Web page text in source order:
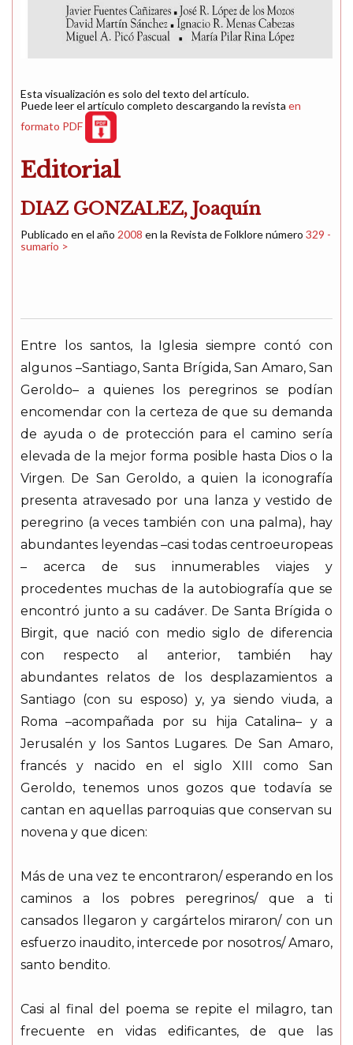
Esta visualización es solo del texto del artículo.
Puede leer el artículo completo descargando la revista en
formato PDF
Editorial
DIAZ GONZALEZ, Joaquín
Publicado en el año 2008 en la Revista de Folklore número 329 -
sumario >
Entre los santos, la Iglesia siempre contó con
algunos –Santiago, Santa Brígida, San Amaro, San
Geroldo– a quienes los peregrinos se podían
encomendar con la certeza de que su demanda
de ayuda o de protección para el camino sería
elevada de la mejor forma posible hasta Dios o la
Virgen. De San Geroldo, a quien la iconografía
presenta atravesado por una lanza y vestido de
peregrino (a veces también con una palma), hay
abundantes leyendas –casi todas centroeuropeas
– acerca de sus innumerables viajes y
procedentes muchas de la autobiografía que se
encontró junto a su cadáver. De Santa Brígida o
Birgit, que nació con medio siglo de diferencia
con respecto al anterior, también hay
abundantes relatos de los desplazamientos a
Santiago (con su esposo) y, ya siendo viuda, a
Roma –acompañada por su hija Catalina– y a
Jerusalén y los Santos Lugares. De San Amaro,
francés y nacido en el siglo XIII como San
Geroldo, tenemos unos gozos que todavía se
cantan en aquellas parroquias que conservan su
novena y que dicen:
Más de una vez te encontraron/ esperando en los
caminos a los pobres peregrinos/ que a ti
cansados llegaron y cargártelos miraron/ con un
esfuerzo inaudito, intercede por nosotros/ Amaro,
santo bendito.
Casi al final del poema se repite el milagro, tan
frecuente en vidas edificantes, de que las